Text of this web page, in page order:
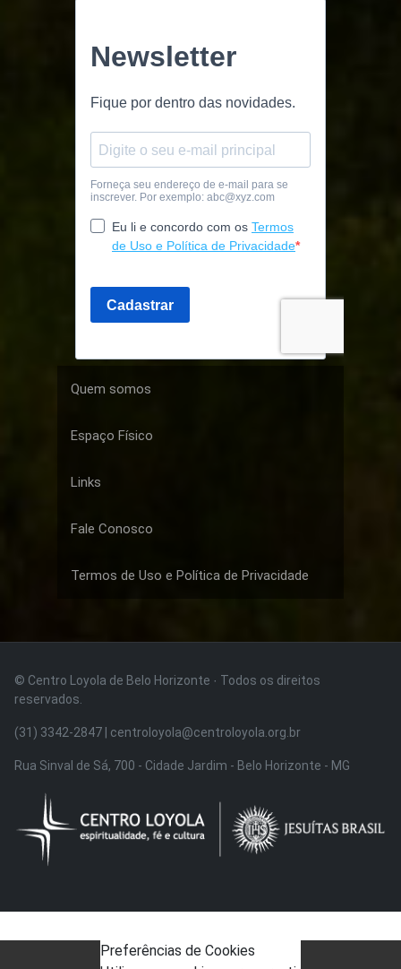
Quem somos
Espaço Físico
Links
Fale Conosco
Termos de Uso e Política de Privacidade
© Centro Loyola de Belo Horizonte · Todos os direitos
reservados.
(31) 3342-2847 | centroloyola@centroloyola.org.br
Rua Sinval de Sá, 700 - Cidade Jardim - Belo Horizonte - MG
Preferências de Cookies